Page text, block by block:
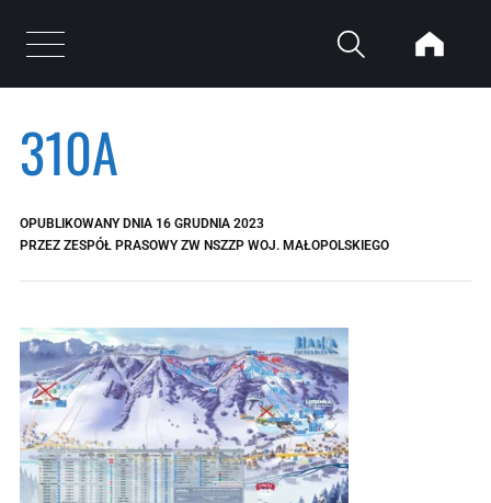
Otwórz menu
310A
OPUBLIKOWANY DNIA 16 GRUDNIA 2023
PRZEZ ZESPÓŁ PRASOWY ZW NSZZP WOJ. MAŁOPOLSKIEGO